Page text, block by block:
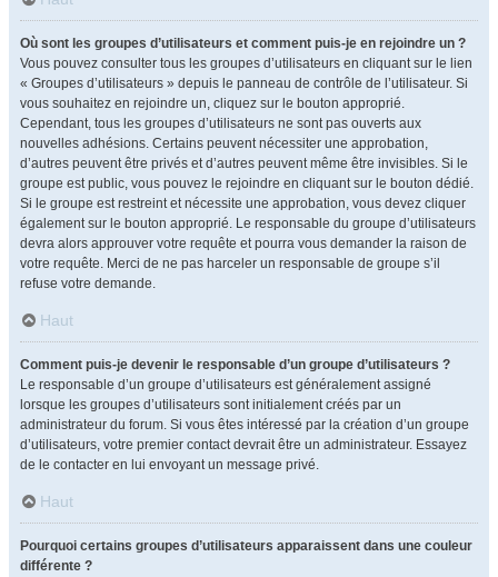
Où sont les groupes d’utilisateurs et comment puis-je en rejoindre un ?
Vous pouvez consulter tous les groupes d’utilisateurs en cliquant sur le lien
« Groupes d’utilisateurs » depuis le panneau de contrôle de l’utilisateur. Si
vous souhaitez en rejoindre un, cliquez sur le bouton approprié.
Cependant, tous les groupes d’utilisateurs ne sont pas ouverts aux
nouvelles adhésions. Certains peuvent nécessiter une approbation,
d’autres peuvent être privés et d’autres peuvent même être invisibles. Si le
groupe est public, vous pouvez le rejoindre en cliquant sur le bouton dédié.
Si le groupe est restreint et nécessite une approbation, vous devez cliquer
également sur le bouton approprié. Le responsable du groupe d’utilisateurs
devra alors approuver votre requête et pourra vous demander la raison de
votre requête. Merci de ne pas harceler un responsable de groupe s’il
refuse votre demande.
Haut
Comment puis-je devenir le responsable d’un groupe d’utilisateurs ?
Le responsable d’un groupe d’utilisateurs est généralement assigné
lorsque les groupes d’utilisateurs sont initialement créés par un
administrateur du forum. Si vous êtes intéressé par la création d’un groupe
d’utilisateurs, votre premier contact devrait être un administrateur. Essayez
de le contacter en lui envoyant un message privé.
Haut
Pourquoi certains groupes d’utilisateurs apparaissent dans une couleur
différente ?